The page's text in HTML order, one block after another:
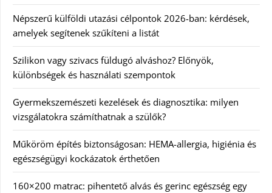
Népszerű külföldi utazási célpontok 2026-ban: kérdések,
amelyek segítenek szűkíteni a listát
Szilikon vagy szivacs füldugó alváshoz? Előnyök,
különbségek és használati szempontok
Gyermekszemészeti kezelések és diagnosztika: milyen
vizsgálatokra számíthatnak a szülők?
Műköröm építés biztonságosan: HEMA-allergia, higiénia és
egészségügyi kockázatok érthetően
160×200 matrac: pihentető alvás és gerinc egészség egy